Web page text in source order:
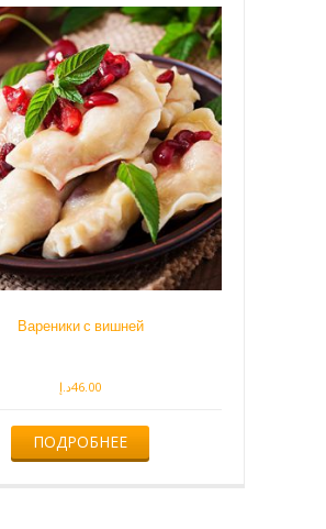
Вареники с вишней
46.00د.إ
ПОДРОБНЕЕ